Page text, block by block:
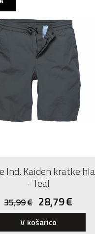
Ind. Kaiden kratke
- Teal
35,99€ 28,79€
V košarico